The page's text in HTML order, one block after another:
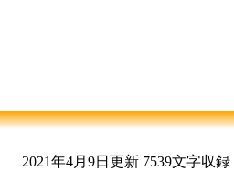
2021年4月9日更新 7539文字収録